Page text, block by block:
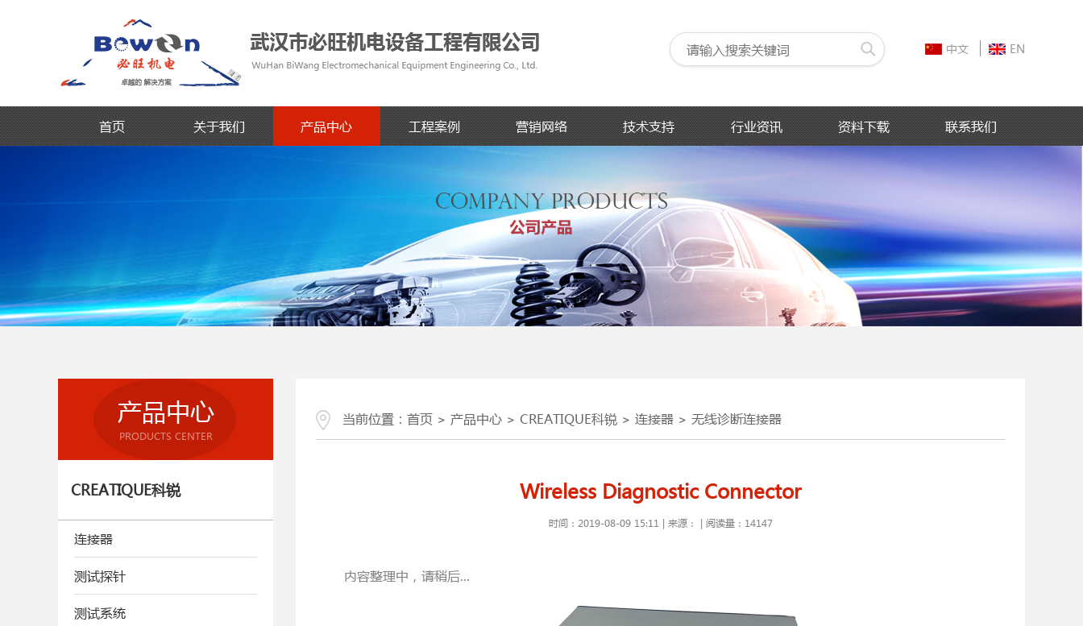
中文 EN
首页 关于我们 产品中心 工程案例 营销网络 技术支持 行业资讯 资料下载 联系我们
产品中心
PRODUCTS CENTER
CREATIQUE科锐
连接器
测试探针
测试系统
当前位置： 首页 > 产品中心 > CREATIQUE科锐 > 连接器 > 无线诊断连接器
Wireless Diagnostic Connector
时间： 2019-08-09 15:11 | 来源： | 阅读量： 14147
内容整理中，请稍后...